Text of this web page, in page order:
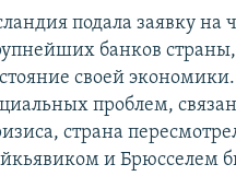
подала заявку на
банков
своей
проблем,
страна
и Брюсселем